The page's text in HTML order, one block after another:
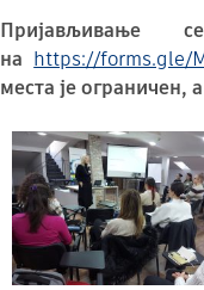
на https://forms.gle/
места је ограничен,